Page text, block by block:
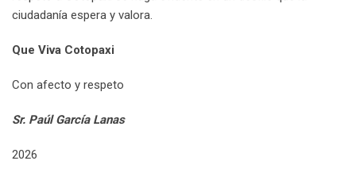
ciudadanía espera y valora.
Que Viva Cotopaxi
Con afecto y respeto
Sr. Paúl García Lanas
2026